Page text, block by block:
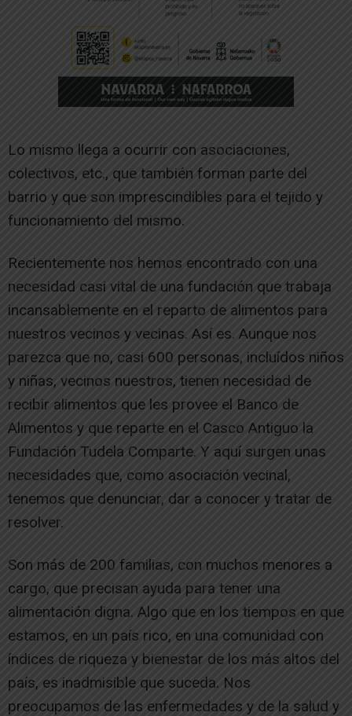
Lo mismo llega a ocurrir con asociaciones,
colectivos, etc., que también forman parte del
barrio y que son imprescindibles para el tejido y
funcionamiento del mismo.
Recientemente nos hemos encontrado con una
necesidad casi vital de una fundación que trabaja
incansablemente en el reparto de alimentos para
nuestros vecinos y vecinas. Así es. Aunque nos
parezca que no, casi 600 personas, incluídos niños
y niñas, vecinos nuestros, tienen necesidad de
recibir alimentos que les provee el Banco de
Alimentos y que reparte en el Casco Antiguo la
Fundación Tudela Comparte. Y aquí surgen unas
necesidades que, como asociación vecinal,
tenemos que denunciar, dar a conocer y tratar de
resolver.
Son más de 200 familias, con muchos menores a
cargo, que precisan ayuda para tener una
alimentación digna. Algo que en los tiempos en que
estamos, en un país rico, en una comunidad con
índices de riqueza y bienestar de los más altos del
país, es inadmisible que suceda. Nos
preocupamos de las enfermedades y de la salud y